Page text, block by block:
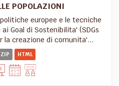
POPOLAZIONI
europee e le tecniche
Goal di Sostenibilita' (SDGs
la creazione di comunita'...
ZIP HTML